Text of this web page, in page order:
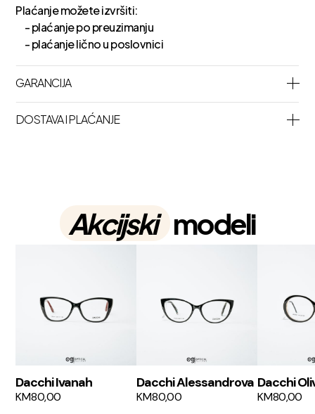
Plaćanje možete izvršiti:
- plaćanje po preuzimanju
- plaćanje lično u poslovnici
GARANCIJA
DOSTAVA I PLAĆANJE
Akcijski modeli
Dacchi Ivanah
KM80,00
Dacchi Alessandrova
KM80,00
Dacchi
KM80,00